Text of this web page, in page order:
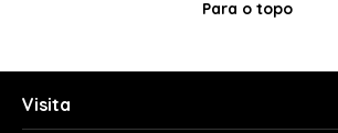
Para o topo
Visita